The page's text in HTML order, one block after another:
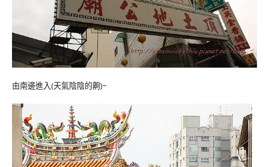
由南邊進入(天氣陰陰的齁)~